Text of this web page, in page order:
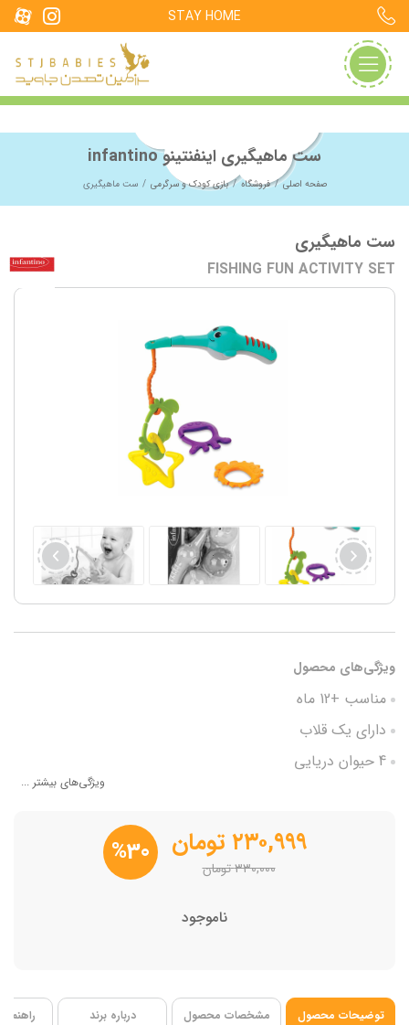
STAY HOME
ست ماهیگیری اینفنتینو infantino
صفحه اصلی فروشگاه بازی کودک و سرگرمی ست ماهیگیری
ست ماهیگیری
FISHING FUN ACTIVITY SET
ویژگی‌های محصول
مناسب +12 ماه
دارای یک قلاب
4 حیوان دریایی
ویژگی‌های بیشتر ...
۲۳۰,۹۹۹ تومان
۳۳۰,۰۰۰تومان %30
ناموجود
توضیحات محصول مشخصات محصول درباره برند